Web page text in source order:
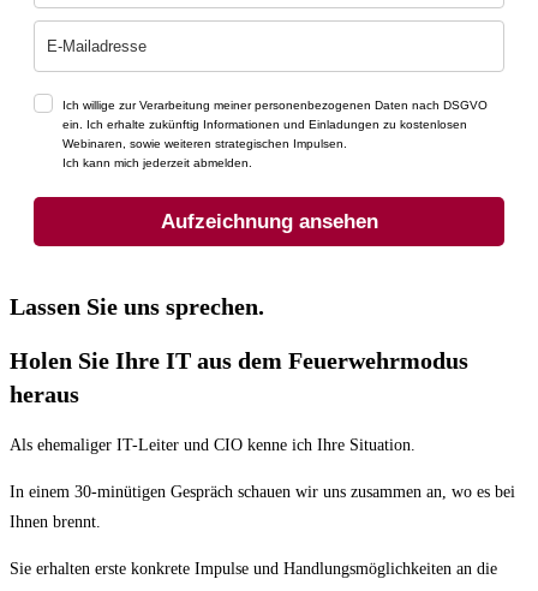
Ich willige zur Verarbeitung meiner personenbezogenen Daten nach DSGVO
ein. Ich erhalte zukünftig Informationen und Einladungen zu kostenlosen
Webinaren, sowie weiteren strategischen Impulsen.
Ich kann mich jederzeit abmelden.
Aufzeichnung ansehen
Lassen Sie uns sprechen.
Holen Sie Ihre IT aus dem Feuerwehrmodus
heraus
Als ehemaliger IT-Leiter und CIO kenne ich Ihre Situation.
In einem 30-minütigen Gespräch schauen wir uns zusammen an, wo es bei
Ihnen brennt.
Sie erhalten erste konkrete Impulse und Handlungsmöglichkeiten an die